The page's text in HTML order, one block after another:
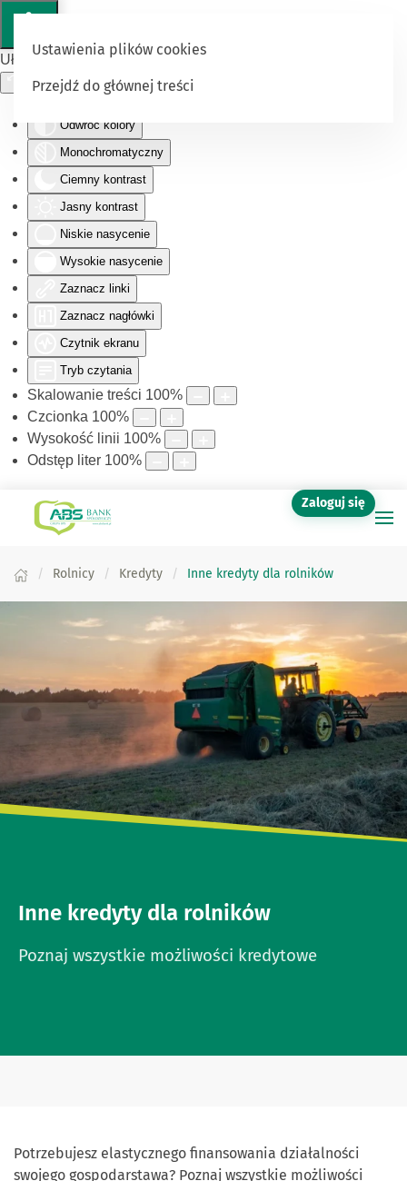
Ułatwienia dostępu
Odwróć kolory
Monochromatyczny
Ciemny kontrast
Jasny kontrast
Niskie nasycenie
Wysokie nasycenie
Zaznacz linki
Zaznacz nagłówki
Czytnik ekranu
Tryb czytania
Skalowanie treści 100%
Czcionka 100%
Wysokość linii 100%
Odstęp liter 100%
Ustawienia plików cookies
Przejdź do głównej treści
Zaloguj się
Rolnicy Kredyty Inne kredyty dla rolników
Inne kredyty dla rolników
Poznaj wszystkie możliwości kredytowe
Potrzebujesz elastycznego finansowania działalności
swojego gospodarstawa? Poznaj wszystkie możliwości